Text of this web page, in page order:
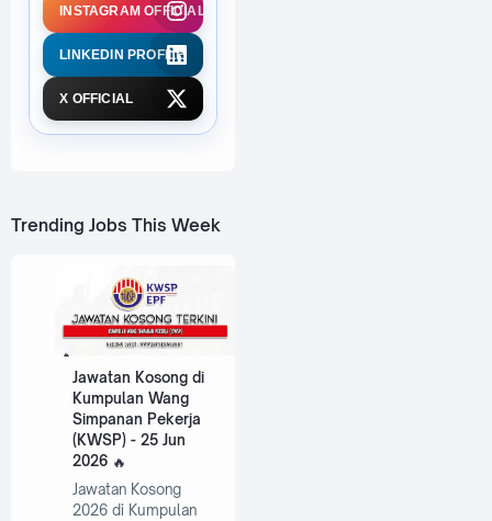
INSTAGRAM OFFICIAL
LINKEDIN PROFILE
X OFFICIAL
Trending Jobs This Week
Jawatan Kosong di
Kumpulan Wang
Simpanan Pekerja
(KWSP) - 25 Jun
2026
Jawatan Kosong
2026 di Kumpulan